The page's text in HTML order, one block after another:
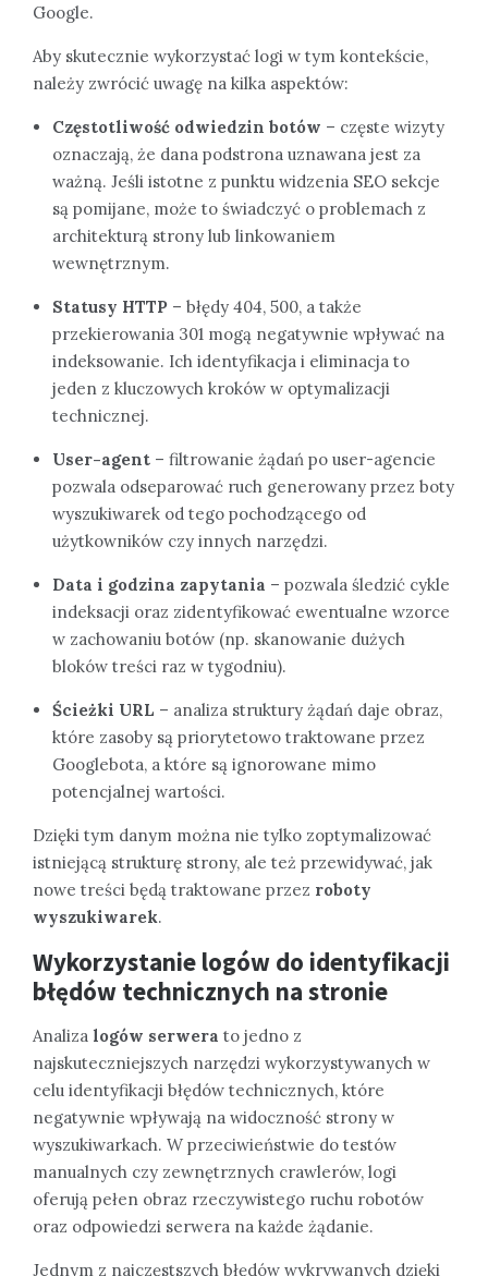
Google.
Aby skutecznie wykorzystać logi w tym kontekście,
należy zwrócić uwagę na kilka aspektów:
Częstotliwość odwiedzin botów – częste wizyty
oznaczają, że dana podstrona uznawana jest za
ważną. Jeśli istotne z punktu widzenia SEO sekcje
są pomijane, może to świadczyć o problemach z
architekturą strony lub linkowaniem
wewnętrznym.
Statusy HTTP – błędy 404, 500, a także
przekierowania 301 mogą negatywnie wpływać na
indeksowanie. Ich identyfikacja i eliminacja to
jeden z kluczowych kroków w optymalizacji
technicznej.
User-agent – filtrowanie żądań po user-agencie
pozwala odseparować ruch generowany przez boty
wyszukiwarek od tego pochodzącego od
użytkowników czy innych narzędzi.
Data i godzina zapytania – pozwala śledzić cykle
indeksacji oraz zidentyfikować ewentualne wzorce
w zachowaniu botów (np. skanowanie dużych
bloków treści raz w tygodniu).
Ścieżki URL – analiza struktury żądań daje obraz,
które zasoby są priorytetowo traktowane przez
Googlebota, a które są ignorowane mimo
potencjalnej wartości.
Dzięki tym danym można nie tylko zoptymalizować
istniejącą strukturę strony, ale też przewidywać, jak
nowe treści będą traktowane przez roboty
wyszukiwarek.
Wykorzystanie logów do identyfikacji
błędów technicznych na stronie
Analiza logów serwera to jedno z
najskuteczniejszych narzędzi wykorzystywanych w
celu identyfikacji błędów technicznych, które
negatywnie wpływają na widoczność strony w
wyszukiwarkach. W przeciwieństwie do testów
manualnych czy zewnętrznych crawlerów, logi
oferują pełen obraz rzeczywistego ruchu robotów
oraz odpowiedzi serwera na każde żądanie.
Jednym z najczęstszych błędów wykrywanych dzięki